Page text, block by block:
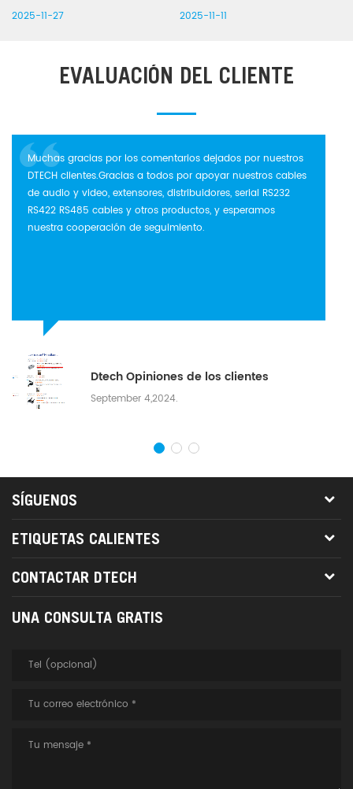
for converting USB data signals
the USB data signals are
2025-11-27
1) Medio y principio de
cobre, utilizando métodos de
2025-11-11
EVALUACIÓN DEL CLIENTE
Muchas gracias por los comentarios dejados por nuestros
DTECH clientes.Gracias a todos por apoyar nuestros cables
de audio y video, extensores, distribuidores, serial RS232
RS422 RS485 cables y otros productos, y esperamos
nuestra cooperación de seguimiento.
Dtech Opiniones de los clientes
September 4,2024.
SÍGUENOS
ETIQUETAS CALIENTES
CONTACTAR DTECH
UNA CONSULTA GRATIS